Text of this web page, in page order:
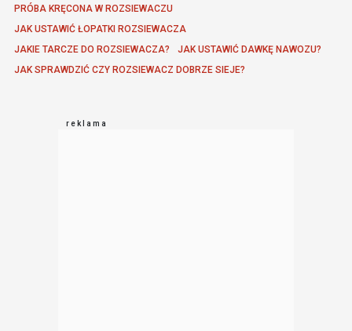
PRÓBA KRĘCONA W ROZSIEWACZU
JAK USTAWIĆ ŁOPATKI ROZSIEWACZA
JAKIE TARCZE DO ROZSIEWACZA?
JAK USTAWIĆ DAWKĘ NAWOZU?
JAK SPRAWDZIĆ CZY ROZSIEWACZ DOBRZE SIEJE?